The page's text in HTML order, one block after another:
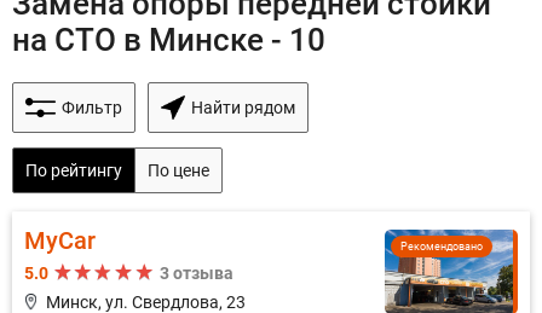
на СТО в Минске - 10
Фильтр Найти рядом
По рейтингу По цене
Рекомендовано
MyCar
5.0
3 отзыва
Минск, ул. Свердлова, 23